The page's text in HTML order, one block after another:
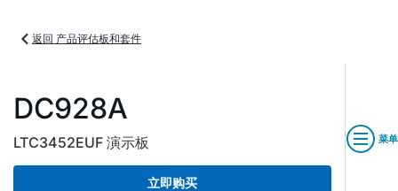
返回 产品评估板和套件
DC928A
LTC3452EUF 演示板
立即购买
菜单